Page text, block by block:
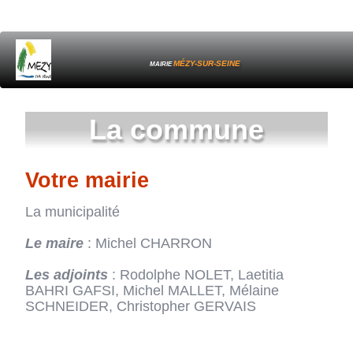
MAIRIEMÉZY-SUR-SEINE
La commune
Votre mairie
La municipalité
Le maire : Michel CHARRON
Les adjoints : Rodolphe NOLET, Laetitia
BAHRI GAFSI, Michel MALLET, Mélaine
SCHNEIDER, Christopher GERVAIS